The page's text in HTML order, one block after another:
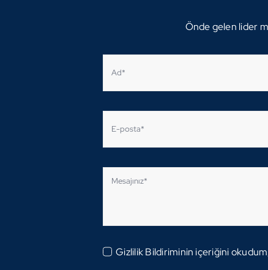
Önde gelen lider
Gizlilik Bildiriminin içeriğini